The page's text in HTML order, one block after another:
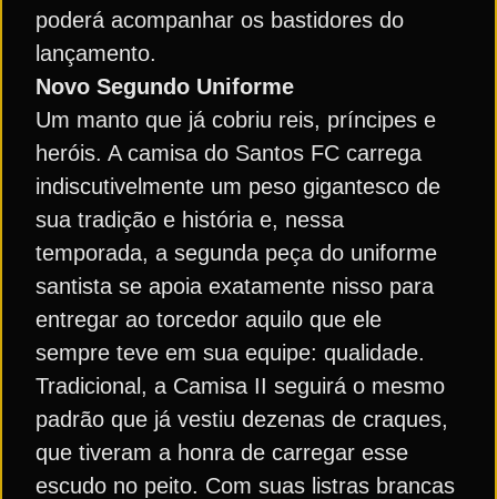
poderá acompanhar os bastidores do
lançamento.
Novo Segundo Uniforme
Um manto que já cobriu reis, príncipes e
heróis. A camisa do Santos FC carrega
indiscutivelmente um peso gigantesco de
sua tradição e história e, nessa
temporada, a segunda peça do uniforme
santista se apoia exatamente nisso para
entregar ao torcedor aquilo que ele
sempre teve em sua equipe: qualidade.
Tradicional, a Camisa II seguirá o mesmo
padrão que já vestiu dezenas de craques,
que tiveram a honra de carregar esse
escudo no peito. Com suas listras brancas